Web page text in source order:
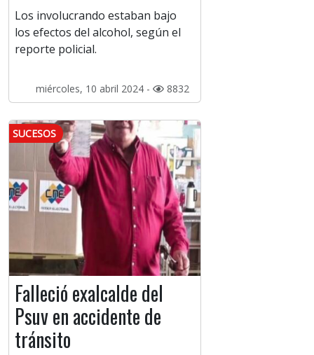
Los involucrando estaban bajo
los efectos del alcohol, según el
reporte policial.
miércoles, 10 abril 2024 - 8832
SUCESOS
Falleció exalcalde del
Psuv en accidente de
tránsito